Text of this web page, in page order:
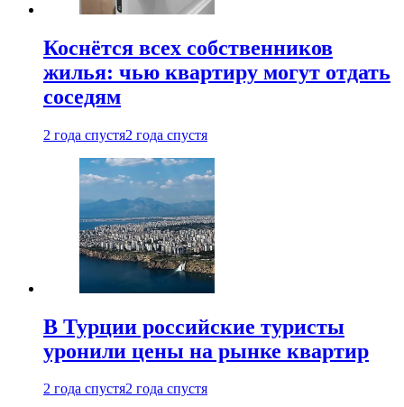
Коснётся всех собственников
жилья: чью квартиру могут отдать
соседям
2 года спустя2 года спустя
В Турции российские туристы
уронили цены на рынке квартир
2 года спустя2 года спустя